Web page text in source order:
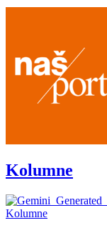
Kolumne
Kolumne